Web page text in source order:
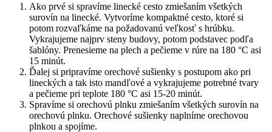
Ako prvé si spravíme linecké cesto zmiešaním všetkých
surovín na linecké. Vytvoríme kompaktné cesto, ktoré si
potom rozvaľkáme na požadovanú veľkosť s hrúbku.
Vykrajujeme najprv steny budovy, potom podstavec podľa
šablóny. Prenesieme na plech a pečieme v rúre na 180 °C asi
15 minút.
Ďalej si pripravíme orechové sušienky s postupom ako pri
lineckých a tak isto mandľové a vykrajujeme potrebné tvary
a pečieme pri teplote 180 °C asi 15-20 minút.
Spravíme si orechovú plnku zmiešaním všetkých surovín na
orechovú plnku. Orechové sušienky naplníme orechovou
plnkou a spojíme.